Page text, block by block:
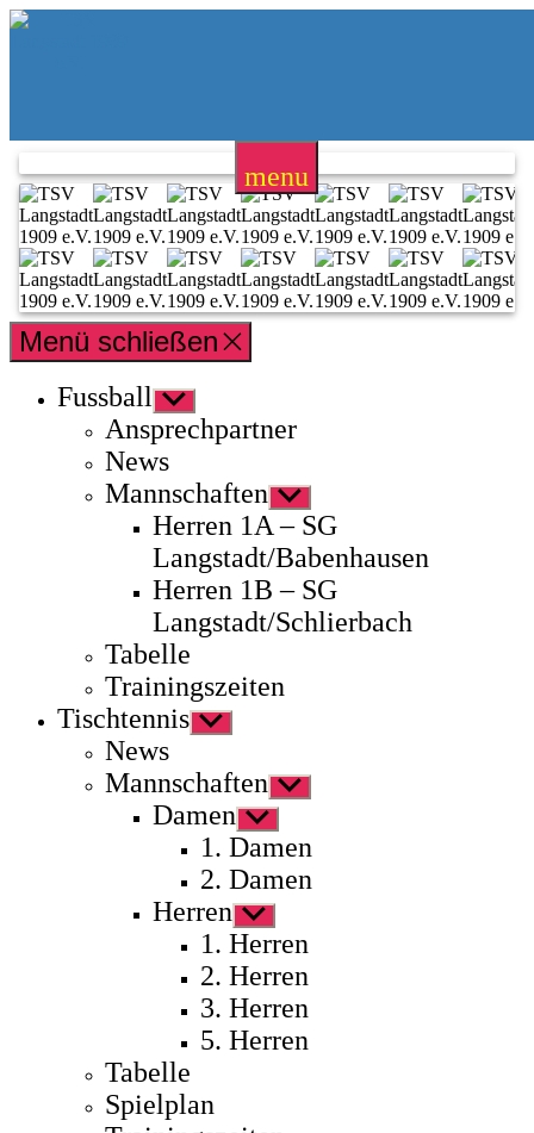
Zum
menu
Menü schließen
Fussball
Untermenü
anzeigen
Ansprechpartner
News
Mannschaften Untermenü
anzeigen
Herren 1A – SG
Langstadt/Babenhausen
Herren 1B – SG
Langstadt/Schlierbach
Tabelle
Trainingszeiten
Tischtennis Untermenü
anzeigen
News
Mannschaften Untermenü
anzeigen
Damen Untermenü
anzeigen
1. Damen
2. Damen
Herren Untermenü
anzeigen
1. Herren
2. Herren
3. Herren
5. Herren
Tabelle
Spielplan